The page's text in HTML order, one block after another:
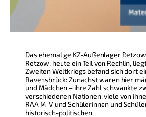
Das ehemalige KZ-Außenlager
Retzow, heute ein Teil von Rechlin,
Zweiten Weltkriegs befand sich dort
Ravensbrück: Zunächst waren hier
und Mädchen – ihre Zahl schwankte
verschiedenen Nationen, viele von
RAA M-V und Schülerinnen und
historisch-politischen